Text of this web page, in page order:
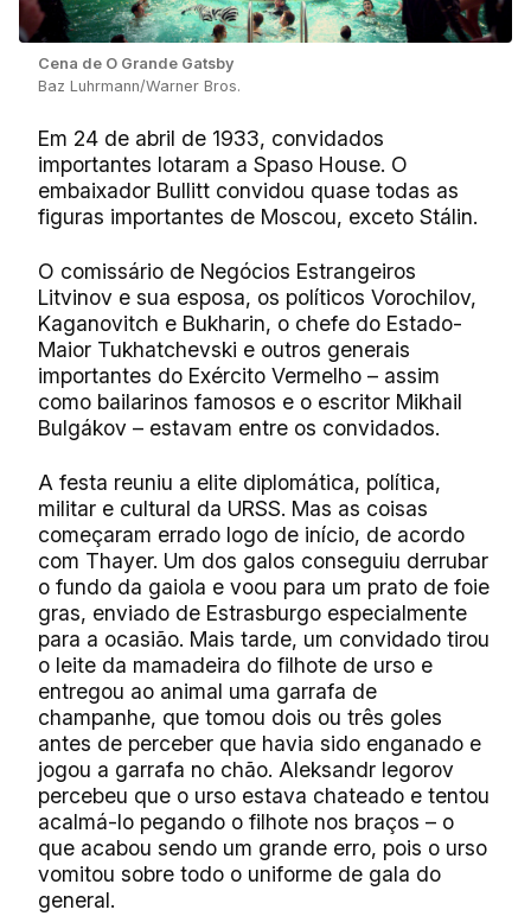
Cena de O Grande Gatsby
Baz Luhrmann/Warner Bros.
Em 24 de abril de 1933, convidados
importantes lotaram a Spaso House. O
embaixador Bullitt convidou quase todas as
figuras importantes de Moscou, exceto Stálin.
O comissário de Negócios Estrangeiros
Litvinov e sua esposa, os políticos Vorochilov,
Kaganovitch e Bukharin, o chefe do Estado-
Maior Tukhatchevski e outros generais
importantes do Exército Vermelho – assim
como bailarinos famosos e o escritor Mikhail
Bulgákov – estavam entre os convidados.
A festa reuniu a elite diplomática, política,
militar e cultural da URSS. Mas as coisas
começaram errado logo de início, de acordo
com Thayer. Um dos galos conseguiu derrubar
o fundo da gaiola e voou para um prato de foie
gras, enviado de Estrasburgo especialmente
para a ocasião. Mais tarde, um convidado tirou
o leite da mamadeira do filhote de urso e
entregou ao animal uma garrafa de
champanhe, que tomou dois ou três goles
antes de perceber que havia sido enganado e
jogou a garrafa no chão. Aleksandr Iegorov
percebeu que o urso estava chateado e tentou
acalmá-lo pegando o filhote nos braços – o
que acabou sendo um grande erro, pois o urso
vomitou sobre todo o uniforme de gala do
general.